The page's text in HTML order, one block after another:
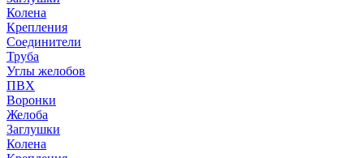
Колена
Крепления
Соединители
Труба
Углы желобов
ПВХ
Воронки
Желоба
Заглушки
Колена